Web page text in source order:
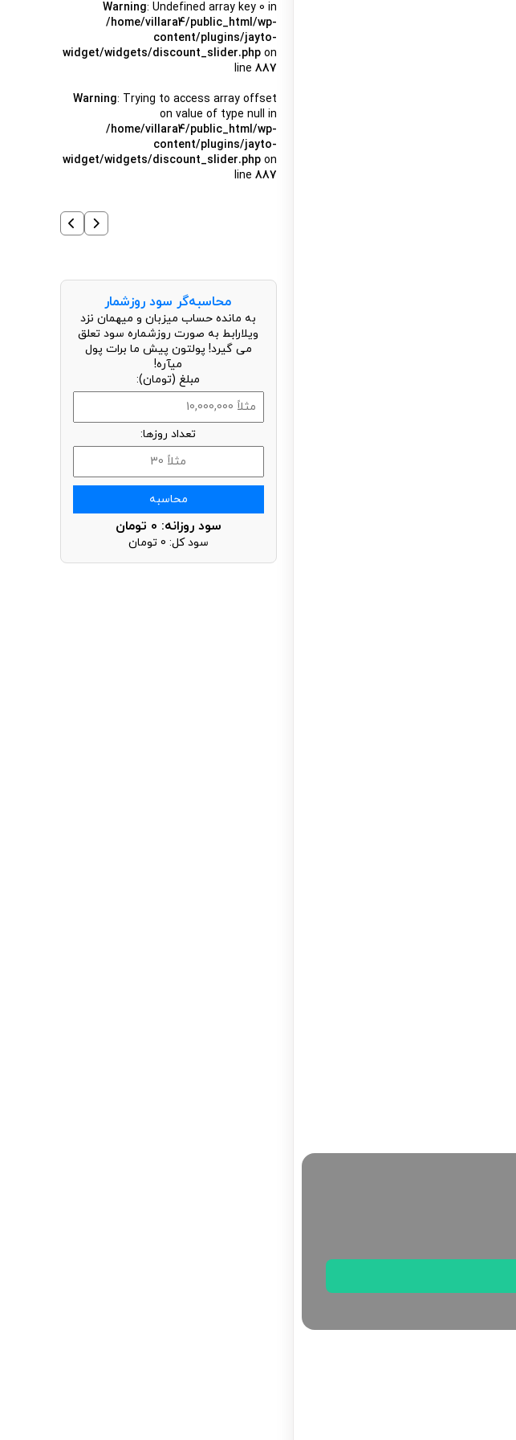
Warning: Undefined array key 0 in
/home/villara4/public_html/wp-
content/plugins/jayto-
widget/widgets/discount_slider.php on
line887
Warning: Trying to access array offset
on value of type null in
/home/villara4/public_html/wp-
content/plugins/jayto-
widget/widgets/discount_slider.php on
line887
محاسبه‌گر سود روزشمار
به مانده حساب میزبان و میهمان نزد
ویلارابط به صورت روزشماره سود تعلق
می گیرد! پولتون پیش ما برات پول
میآره!
مبلغ (تومان):
تعداد روزها:
محاسبه
سود روزانه: 0 تومان
سود کل: 0 تومان